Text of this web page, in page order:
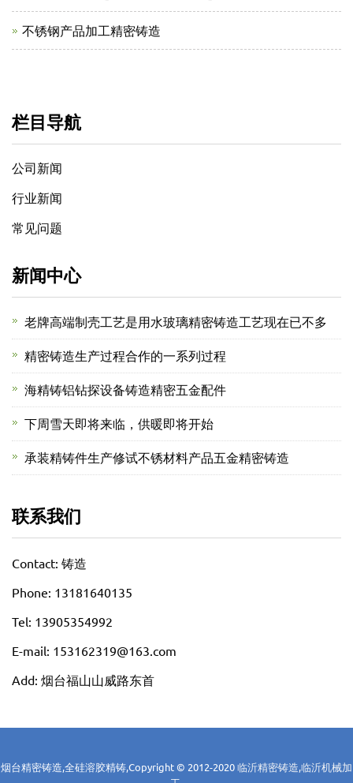
不锈钢产品加工精密铸造
栏目导航
公司新闻
行业新闻
常见问题
新闻中心
老牌高端制壳工艺是用水玻璃精密铸造工艺现在已不多
精密铸造生产过程合作的一系列过程
海精铸铝钻探设备铸造精密五金配件
下周雪天即将来临，供暖即将开始
承装精铸件生产修试不锈材料产品五金精密铸造
联系我们
Contact: 铸造
Phone: 13181640135
Tel: 13905354992
E-mail: 153162319@163.com
Add: 烟台福山山威路东首
烟台精密铸造,全硅溶胶精铸,Copyright © 2012-2020临沂精密铸造,临沂机械加